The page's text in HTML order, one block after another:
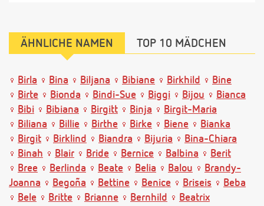
ÄHNLICHE NAMEN TOP 10 MÄDCHEN
Birla Bina Biljana Bibiane Birkhild
Bine
Birte
Bionda Bindi-Sue Biggi Bijou
Bianca
Bibi
Bibiana Birgitt Binja
Birgit-Maria
Biliana
Billie Birthe Birke Biene
Bianka
Birgit
Birklind Biandra Bijuria
Bina-Chiara
Binah
Blair Bride Bernice Balbina
Berit
Bree
Berlinda Beate Belia Balou
Brandy-
Joanna
Begoña Bettine Benice Briseis
Beba
Bele
Britte Brianne Bernhild Beatrix